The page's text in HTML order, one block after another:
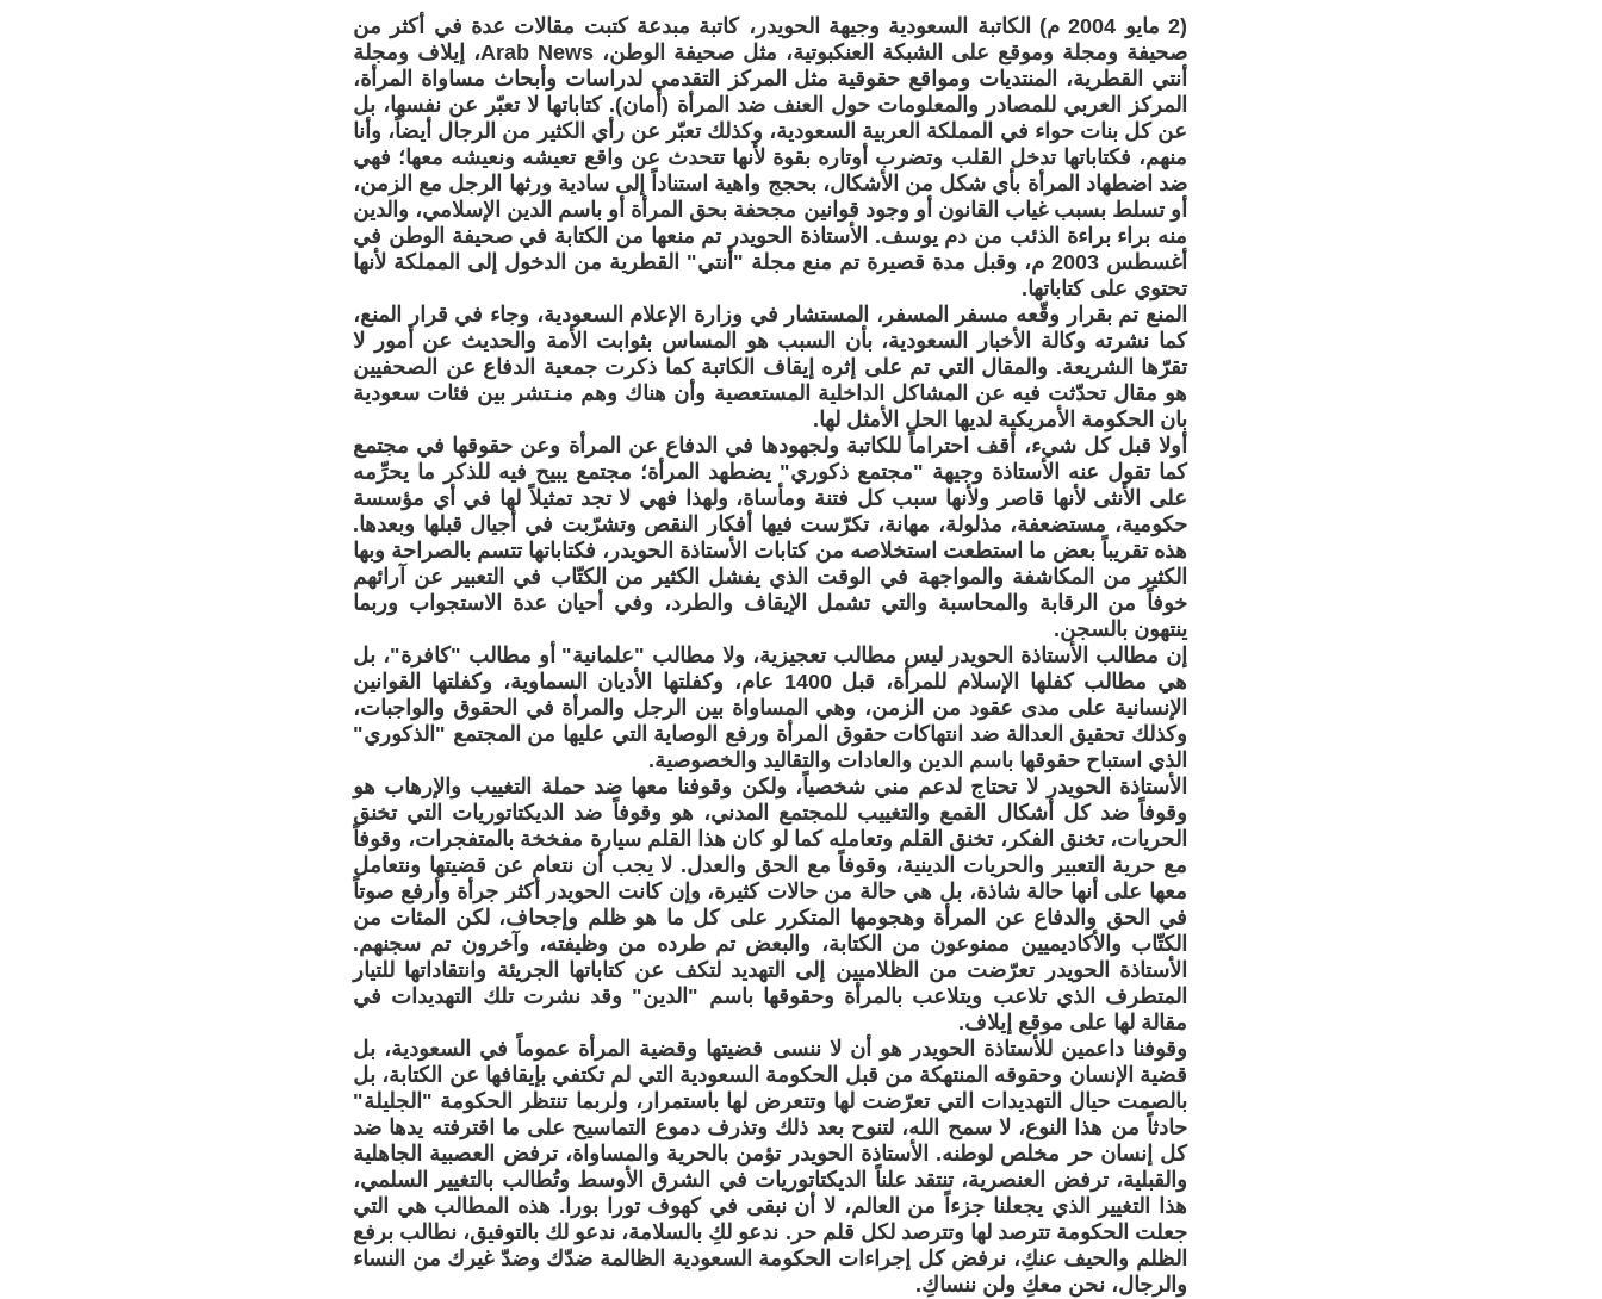
(2 مايو 2004 م) الكاتبة السعودية وجيهة الحويدر، كاتبة مبدعة كتبت مقالات عدة في أكثر من
صحيفة ومجلة وموقع على الشبكة العنكبوتية، مثل صحيفة الوطن، Arab News، إيلاف ومجلة
أنتي القطرية، المنتديات ومواقع حقوقية مثل المركز التقدمي لدراسات وأبحاث مساواة المرأة،
المركز العربي للمصادر والمعلومات حول العنف ضد المرأة (أمان). كتاباتها لا تعبّر عن نفسها، بل
عن كل بنات حواء في المملكة العربية السعودية، وكذلك تعبّر عن رأي الكثير من الرجال أيضاً، وأنا
منهم، فكتاباتها تدخل القلب وتضرب أوتاره بقوة لأنها تتحدث عن واقع تعيشه ونعيشه معها؛ فهي
ضد اضطهاد المرأة بأي شكل من الأشكال، بحجج واهية استناداً إلى سادية ورثها الرجل مع الزمن،
أو تسلط بسبب غياب القانون أو وجود قوانين مجحفة بحق المرأة أو باسم الدين الإسلامي، والدين
منه براء براءة الذئب من دم يوسف. الأستاذة الحويدر تم منعها من الكتابة في صحيفة الوطن في
أغسطس 2003 م، وقبل مدة قصيرة تم منع مجلة "أنتي" القطرية من الدخول إلى المملكة لأنها
تحتوي على كتاباتها.
المنع تم بقرار وقّعه مسفر المسفر، المستشار في وزارة الإعلام السعودية، وجاء في قرار المنع،
كما نشرته وكالة الأخبار السعودية، بأن السبب هو المساس بثوابت الأمة والحديث عن أمور لا
تقرّها الشريعة. والمقال التي تم على إثره إيقاف الكاتبة كما ذكرت جمعية الدفاع عن الصحفيين
هو مقال تحدّثت فيه عن المشاكل الداخلية المستعصية وأن هناك وهم منـتشر بين فئات سعودية
بان الحكومة الأمريكية لديها الحل الأمثل لها.
أولا قبل كل شيء، أقف احتراماً للكاتبة ولجهودها في الدفاع عن المرأة وعن حقوقها في مجتمع
كما تقول عنه الأستاذة وجيهة "مجتمع ذكوري" يضطهد المرأة؛ مجتمع يبيح فيه للذكر ما يحرِّمه
على الأنثى لأنها قاصر ولأنها سبب كل فتنة ومأساة، ولهذا فهي لا تجد تمثيلاً لها في أي مؤسسة
حكومية، مستضعفة، مذلولة، مهانة، تكرّست فيها أفكار النقص وتشرّبت في أجيال قبلها وبعدها.
هذه تقريباً بعض ما استطعت استخلاصه من كتابات الأستاذة الحويدر، فكتاباتها تتسم بالصراحة وبها
الكثير من المكاشفة والمواجهة في الوقت الذي يفشل الكثير من الكتّاب في التعبير عن آرائهم
خوفاً من الرقابة والمحاسبة والتي تشمل الإيقاف والطرد، وفي أحيان عدة الاستجواب وربما
ينتهون بالسجن.
إن مطالب الأستاذة الحويدر ليس مطالب تعجيزية، ولا مطالب "علمانية" أو مطالب "كافرة"، بل
هي مطالب كفلها الإسلام للمرأة، قبل 1400 عام، وكفلتها الأديان السماوية، وكفلتها القوانين
الإنسانية على مدى عقود من الزمن، وهي المساواة بين الرجل والمرأة في الحقوق والواجبات،
وكذلك تحقيق العدالة ضد انتهاكات حقوق المرأة ورفع الوصاية التي عليها من المجتمع "الذكوري"
الذي استباح حقوقها باسم الدين والعادات والتقاليد والخصوصية.
الأستاذة الحويدر لا تحتاج لدعم مني شخصياً، ولكن وقوفنا معها ضد حملة التغييب والإرهاب هو
وقوفاً ضد كل أشكال القمع والتغييب للمجتمع المدني، هو وقوفاً ضد الديكتاتوريات التي تخنق
الحريات، تخنق الفكر، تخنق القلم وتعامله كما لو كان هذا القلم سيارة مفخخة بالمتفجرات، وقوفاً
مع حرية التعبير والحريات الدينية، وقوفاً مع الحق والعدل. لا يجب أن نتعام عن قضيتها ونتعامل
معها على أنها حالة شاذة، بل هي حالة من حالات كثيرة، وإن كانت الحويدر أكثر جرأة وأرفع صوتاً
في الحق والدفاع عن المرأة وهجومها المتكرر على كل ما هو ظلم وإجحاف، لكن المئات من
الكتّاب والأكاديميين ممنوعون من الكتابة، والبعض تم طرده من وظيفته، وآخرون تم سجنهم.
الأستاذة الحويدر تعرّضت من الظلاميين إلى التهديد لتكف عن كتاباتها الجريئة وانتقاداتها للتيار
المتطرف الذي تلاعب ويتلاعب بالمرأة وحقوقها باسم "الدين" وقد نشرت تلك التهديدات في
مقالة لها على موقع إيلاف.
وقوفنا داعمين للأستاذة الحويدر هو أن لا ننسى قضيتها وقضية المرأة عموماً في السعودية، بل
قضية الإنسان وحقوقه المنتهكة من قبل الحكومة السعودية التي لم تكتفي بإيقافها عن الكتابة، بل
بالصمت حيال التهديدات التي تعرّضت لها وتتعرض لها باستمرار، ولربما تنتظر الحكومة "الجليلة"
حادثاً من هذا النوع، لا سمح الله، لتنوح بعد ذلك وتذرف دموع التماسيح على ما اقترفته يدها ضد
كل إنسان حر مخلص لوطنه. الأستاذة الحويدر تؤمن بالحرية والمساواة، ترفض العصبية الجاهلية
والقبلية، ترفض العنصرية، تنتقد علناً الديكتاتوريات في الشرق الأوسط وتُطالب بالتغيير السلمي،
هذا التغيير الذي يجعلنا جزءاً من العالم، لا أن نبقى في كهوف تورا بورا. هذه المطالب هي التي
جعلت الحكومة تترصد لها وتترصد لكل قلم حر. ندعو لكِ بالسلامة، ندعو لك بالتوفيق، نطالب برفع
الظلم والحيف عنكِ، نرفض كل إجراءات الحكومة السعودية الظالمة ضدّك وضدّ غيرك من النساء
والرجال، نحن معكِ ولن ننساكِ.